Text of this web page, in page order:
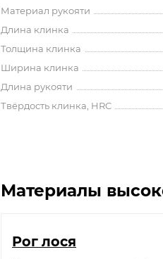
Материал рукояти
Длина клинка
Толщина клинка
Ширина клинка
Длина рукояти
Твёрдость клинка, HRC
Материалы
Рог лося